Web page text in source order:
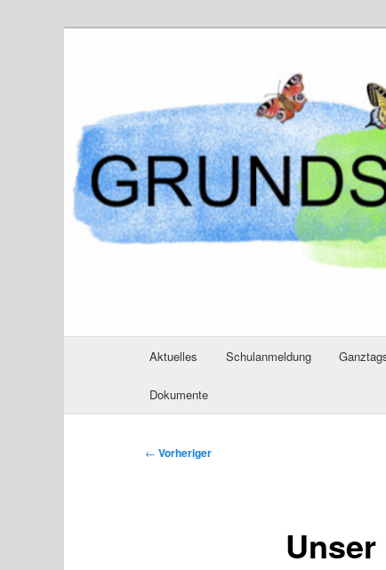
Aktuelles Schulanmeldung
Dokumente
Beitragsnavigation
← Vorheriger